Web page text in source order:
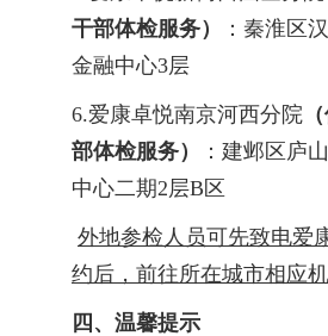
干部体检服务）
：秦淮区
金融中心3层
6.爱康卓悦南京河西分院
部体检服务）
：建邺区庐
中心二期2层B区
外地参检人员可先致电爱
约后，前往所在城市相应机
四、温馨提示